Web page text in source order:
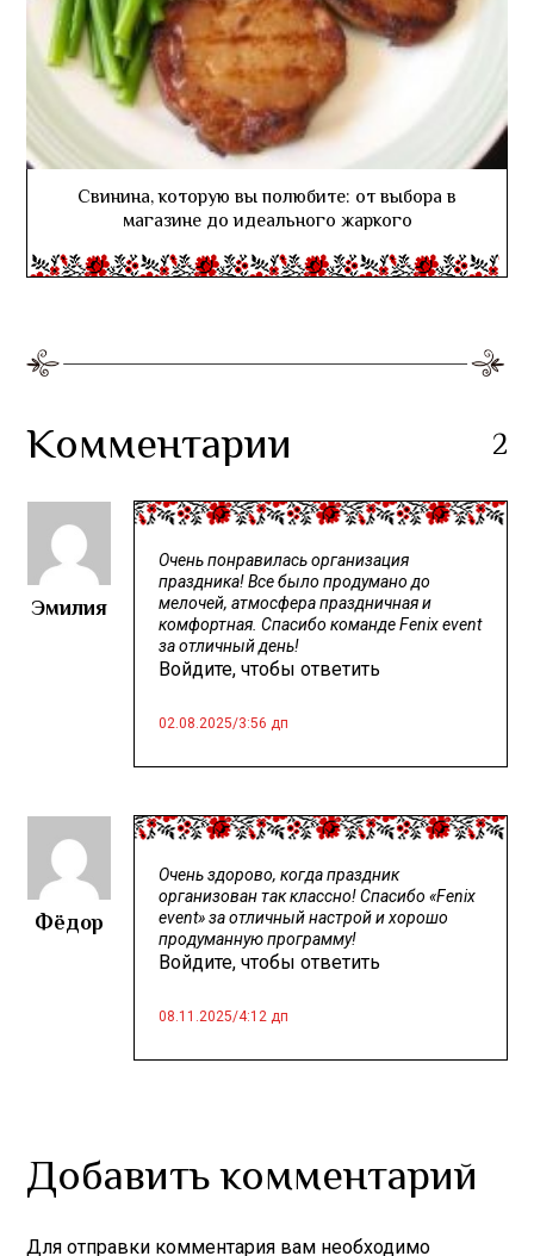
Свинина, которую вы полюбите: от выбора в
магазине до идеального жаркого
Комментарии 2
Эмилия
Очень понравилась организация
праздника! Все было продумано до
мелочей, атмосфера праздничная и
комфортная. Спасибо команде Fenix event
за отличный день!
02.08.2025/3:56 дп
Войдите, чтобы ответить
Фёдор
Очень здорово, когда праздник
организован так классно! Спасибо «Fenix
event» за отличный настрой и хорошо
продуманную программу!
08.11.2025/4:12 дп
Войдите, чтобы ответить
Добавить комментарий
Для отправки комментария вам необходимо